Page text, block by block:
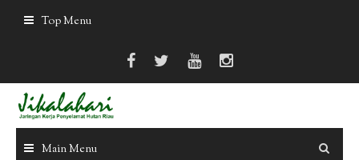
Top Menu
Main Menu